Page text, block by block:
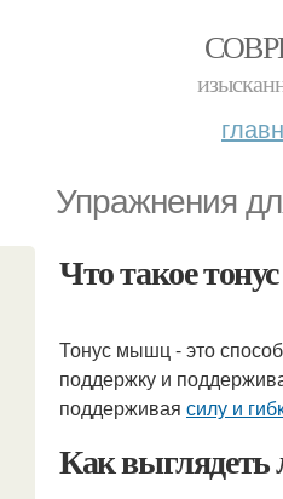
Упражнения
Что такое
Тонус мышц - это
поддержку и
поддерживая силу и
Как